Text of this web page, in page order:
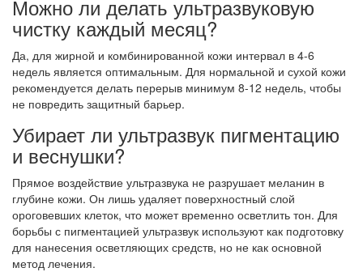
Можно ли делать ультразвуковую
чистку каждый месяц?
Да, для жирной и комбинированной кожи интервал в 4-6
недель является оптимальным. Для нормальной и сухой кожи
рекомендуется делать перерыв минимум 8-12 недель, чтобы
не повредить защитный барьер.
Убирает ли ультразвук пигментацию
и веснушки?
Прямое воздействие ультразвука не разрушает меланин в
глубине кожи. Он лишь удаляет поверхностный слой
ороговевших клеток, что может временно осветлить тон. Для
борьбы с пигментацией ультразвук используют как подготовку
для нанесения осветляющих средств, но не как основной
метод лечения.